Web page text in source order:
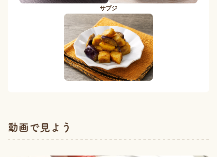
サブジ
動画で見よう